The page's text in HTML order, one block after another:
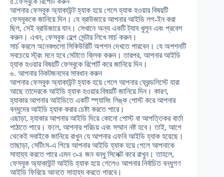
আপনার ফেসবুক অ্যাকাউন্ট হ্যাক হয়ে গেলে হ্যাক হওয়ার বিষয়টি
ফেসবুককে জানিয়ে দিন। যে ব্রাউজারে আপনার আইডি লগ-ইন করা
ছিল, সেই ব্রাউজারে যান। সেখানে অন্য একটি ট্যাব খুলুন এবং প্রবেশ
করুন। এখন, ফেসবুক হেল্প সেন্টার লিখে সার্চ করুন।
সার্চ করলে অনেকগুলো সিকিউরিটি অপশন দেখতে পারবেন। যে অপশনটি
সবচেয়ে স্ট্রং মনে হবে সেটাতে ক্লিক করুন। তারপর, আপনার আইডি
হ্যাক হওয়ার বিষয়টি ফেসবুকে রিপোর্ট করে জানিয়ে দিন।
৬. আপনার নিকটজনদের সাবধান করুন
আপনার ফেসবুক অ্যাকাউন্ট হ্যাক হয়ে গেলে আপনার ফ্রেন্ডলিস্টে যারা
আছে তাদেরকে আইডি হ্যাক হওয়ার বিষয়টি জানিয়ে দিন। কারণ,
হ্যাকার আপনার আইডিতে একটি স্প্যামিং লিঙ্ক পোস্ট করে আপনার
বন্ধুদের আইডি হ্যাক করার চেষ্টা করতে পারে।
এছাড়া, হ্যাকার আপনার আইডি দিয়ে কোনো পোস্ট বা আপত্তিকর বার্তা
পাঠাতে পারে। ফলে, আপনার পরিচয় এবং সম্মান নষ্ট হবে। তাই, আগে
থেকেই সবাইকে জানিয়ে রাখুন যে আপনার এফবি আইডি হ্যাক হয়েছে।
তাছাড়া, সেটিংস-এ গিয়ে আপনার আইডি হ্যাক হয়ে গেলে আপনাকে
সাহায্য করতে পারে এমন ৩-৪ জন বন্ধু সিলেক্ট করে রাখুন। তাহলে,
ফেসবুক অ্যাকাউন্ট আইডি হ্যাক হয়ে গেলেও আপনার নির্বাচিত বন্ধুগণ
আইডি ফিরিয়ে আনতে সাহায্য করতে পারবে।